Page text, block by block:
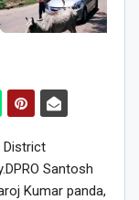
District
Santosh
Kumar panda,